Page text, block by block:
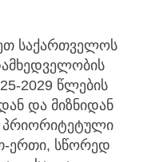
საქართველოს
2029 წლების
და მიზნიდან
პრიორიტეტული
ერთი, სწორედ